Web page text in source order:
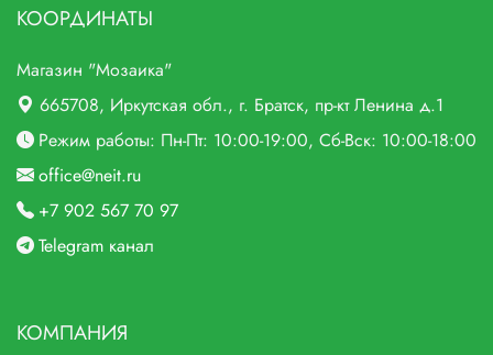
КООРДИНАТЫ
Магазин "Мозаика"
665708, Иркутская обл., г. Братск, пр-кт Ленина д.1
Режим работы: Пн-Пт: 10:00-19:00, Сб-Вск: 10:00-18:00
office@neit.ru
+7 902 567 70 97
Telegram канал
КОМПАНИЯ